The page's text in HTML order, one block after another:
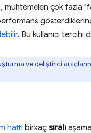
muhtemelen çok fazla
. Bu kullanıcı tercihi
vegeliştirici
hattı birkaç sıralı